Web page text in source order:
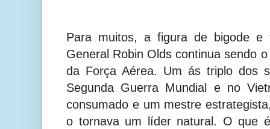
Para muitos, a figura de bigode e
General Robin Olds continua sendo
da Força Aérea. Um ás triplo dos
Segunda Guerra Mundial e no
consumado e um mestre
o tornava um líder natural. O que